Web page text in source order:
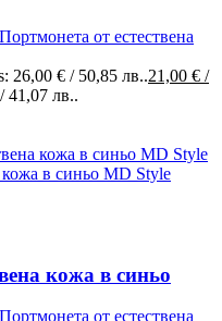
Портмонета от естествена
26,00 € / 50,85 лв..21,00 € /
41,07 лв..
кожа в синьо
Портмонета от естествена